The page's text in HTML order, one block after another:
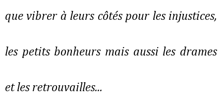
que vibrer à leurs côtés pour les injustices,
les petits bonheurs mais aussi les drames
et les retrouvailles...